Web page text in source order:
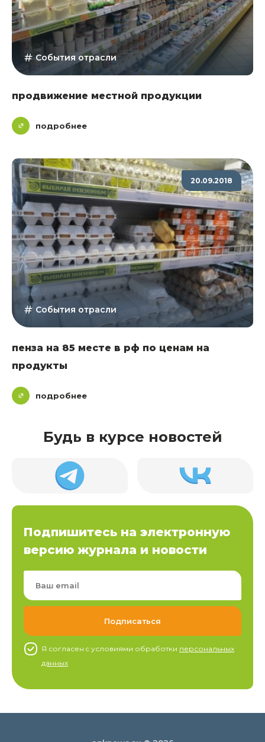
События отрасли
продвижение местной продукции
подробнее
20.09.2018
События отрасли
пенза на 85 месте в рф по ценам на
продукты
подробнее
Будь в курсе новостей
Подпишитесь на электронную
версию журнала и новости
Я согласен c условиями обработки персональных
данных